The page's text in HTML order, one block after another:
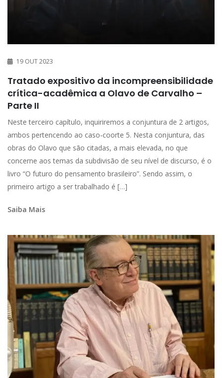
19 OUT 2023
Tratado expositivo da incompreensibilidade
crítica-acadêmica a Olavo de Carvalho –
Parte II
Neste terceiro capítulo, inquiriremos a conjuntura de 2 artigos,
ambos pertencendo ao caso-coorte 5. Nesta conjuntura, das
obras do Olavo que são citadas, a mais elevada, no que
concerne aos temas da subdivisão de seu nível de discurso, é o
livro “O futuro do pensamento brasileiro”. Sendo assim, o
primeiro artigo a ser trabalhado é […]
Saiba Mais